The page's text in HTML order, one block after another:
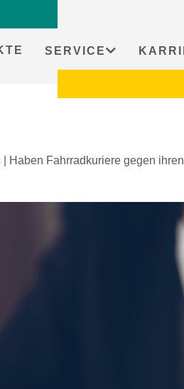
SERVICE
Haben Fahrradkuriere gegen